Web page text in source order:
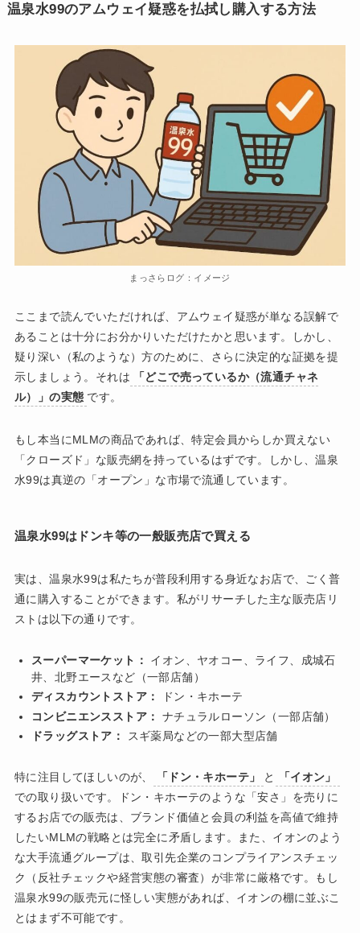
温泉水99のアムウェイ疑惑を払拭し購入する方法
まっさらログ：イメージ
ここまで読んでいただければ、アムウェイ疑惑が単なる誤解で
あることは十分にお分かりいただけたかと思います。しかし、
疑り深い（私のような）方のために、さらに決定的な証拠を提
示しましょう。それは
「どこで売っているか（流通チャネ
ル）」の実態 です。
もし本当にMLMの商品であれば、特定会員からしか買えない
「クローズド」な販売網を持っているはずです。しかし、温泉
水99は真逆の「オープン」な市場で流通しています。
温泉水99はドンキ等の一般販売店で買える
実は、温泉水99は私たちが普段利用する身近なお店で、ごく普
通に購入することができます。私がリサーチした主な販売店リ
ストは以下の通りです。
スーパーマーケット：
イオン、ヤオコー、ライフ、成城石
井、北野エースなど（一部店舗）
ディスカウントストア：
ドン・キホーテ
コンビニエンスストア：
ナチュラルローソン（一部店舗）
ドラッグストア：
スギ薬局などの一部大型店舗
特に注目してほしいのが、 「ドン・キホーテ」 と
「イオン」
での取り扱いです。ドン・キホーテのような「安さ」を売りに
するお店での販売は、ブランド価値と会員の利益を高値で維持
したいMLMの戦略とは完全に矛盾します。また、イオンのよう
な大手流通グループは、取引先企業のコンプライアンスチェッ
ク（反社チェックや経営実態の審査）が非常に厳格です。もし
温泉水99の販売元に怪しい実態があれば、イオンの棚に並ぶこ
とはまず不可能です。